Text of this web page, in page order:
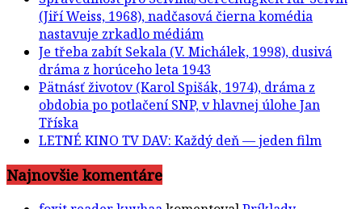
(Jiří Weiss, 1968), nadčasová čierna komédia
nastavuje zrkadlo médiám
Je třeba zabít Sekala (V. Michálek, 1998), dusivá
dráma z horúceho leta 1943
Pätnásť životov (Karol Spišák, 1974), dráma z
obdobia po potlačení SNP, v hlavnej úlohe Jan
Tříska
LETNÉ KINO TV DAV: Každý deň — jeden film
Najnovšie komentáre